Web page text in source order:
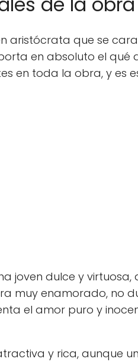
aristócrata que se
en absoluto el qué
en toda la obra, y es
joven dulce y
muy enamorado, no
el amor puro y
y rica, aunque